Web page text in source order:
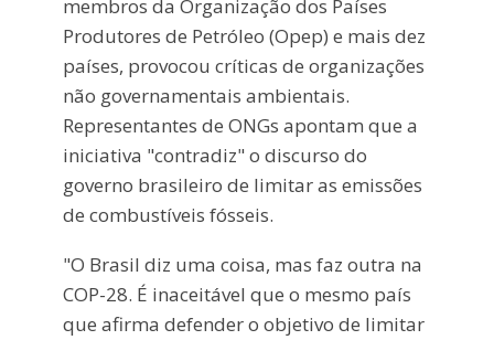
membros da Organização dos Países
Produtores de Petróleo (Opep) e mais dez
países, provocou críticas de organizações
não governamentais ambientais.
Representantes de ONGs apontam que a
iniciativa "contradiz" o discurso do
governo brasileiro de limitar as emissões
de combustíveis fósseis.
"O Brasil diz uma coisa, mas faz outra na
COP-28. É inaceitável que o mesmo país
que afirma defender o objetivo de limitar